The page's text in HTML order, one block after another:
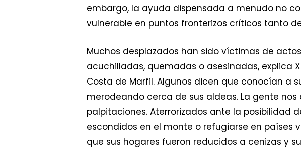
embargo, la ayuda dispensada a menudo no
vulnerable en puntos fronterizos críticos tanto
Muchos desplazados han sido víctimas de
acuchilladas, quemadas o asesinadas, explica
Costa de Marfil. Algunos dicen que conocían
merodeando cerca de sus aldeas. La gente
palpitaciones. Aterrorizados ante la posibilidad
escondidos en el monte o refugiarse en países
que sus hogares fueron reducidos a cenizas y